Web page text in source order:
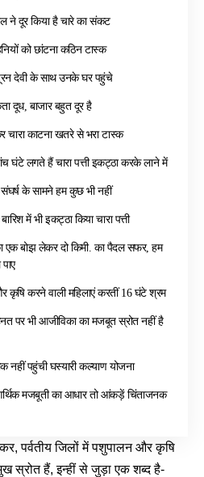
ने दूर किया है चारे का संकट
को छांटना कठिन टास्क
देवी के साथ उनके घर पहुंचे
दूध, बाजार बहुत दूर है
चारा काटना खतरे से भरा टास्क
घंटे लगते हैं चारा पत्ती इकट्ठा करके लाने में
के सामने हम कुछ भी नहीं
में भी इकट्ठा किया चारा पत्ती
एक बोझ लेकर दो किमी. का पैदल सफर, हम
कृषि करने वाली महिलाएं करतीं 16 घंटे श्रम
पर भी आजीविका का मजबूत स्रोत नहीं है
नहीं पहुंची घस्यारी कल्याण योजना
मजबूती का आधार तो आंकड़ें चिंताजनक
पर्वतीय जिलों में पशुपालन और कृषि
स्रोत हैं, इन्हीं से जुड़ा एक शब्द है-